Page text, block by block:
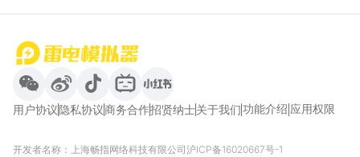
用户协议隐私协议商务合作招贤纳士关于我们功能介绍 应用权限
开发者名称：上海畅指网络科技有限公司沪ICP备16020667号-1
首页
微信
微博 抖音 哔哩哔哩